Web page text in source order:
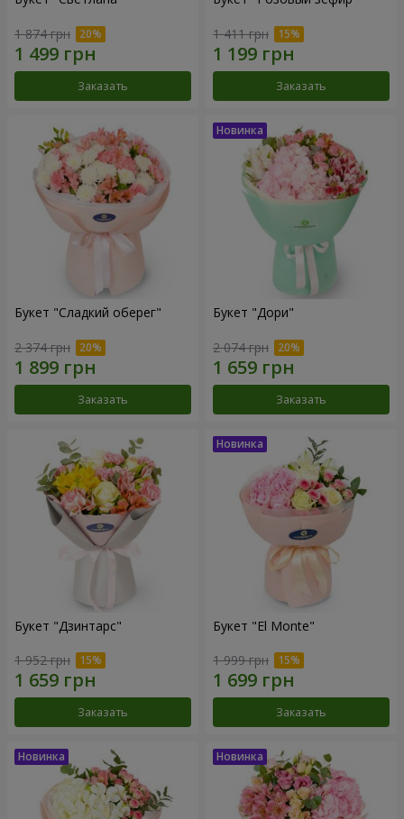
1 874 грн
Заказать
1 411 грн
Заказать
Букет "Сладкий оберег"
2 374 грн
Заказать
Букет "Дори"
2 074 грн
Заказать
Букет "Дзинтарс"
1 952 грн
Заказать
Букет "El Monte"
1 999 грн
Заказать